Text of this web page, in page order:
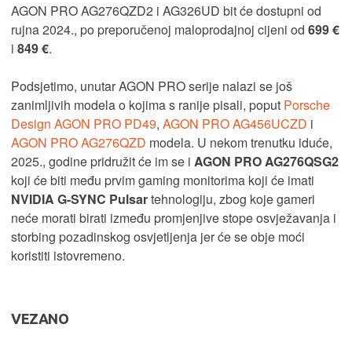
AGON PRO AG276QZD2 i AG326UD bit će dostupni od
rujna 2024., po preporučenoj maloprodajnoj cijeni od 699 €
i 849 €.
Podsjetimo, unutar AGON PRO serije nalazi se još
zanimljivih modela o kojima s ranije pisali, poput Porsche
Design AGON PRO PD49, AGON PRO AG456UCZD i
AGON PRO AG276QZD modela. U nekom trenutku iduće,
2025., godine pridružit će im se i AGON PRO AG276QSG2
koji će biti među prvim gaming monitorima koji će imati
NVIDIA G-SYNC Pulsartehnologiju, zbog koje gameri
neće morati birati između promjenjive stope osvježavanja i
storbing pozadinskog osvjetljenja jer će se obje moći
koristiti istovremeno.
VEZANO